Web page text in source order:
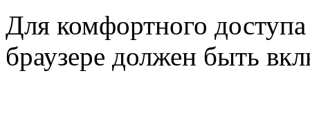
Для комфортного
браузере должен быть